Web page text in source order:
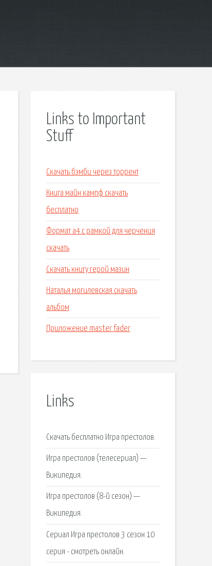
Links to Important
Stuff
Скачать бэмби через торрент
Книга майн кампф скачать
бесплатно
Формат а4 с рамкой для черчения
скачать
Скачать книгу герой мазин
Наталья могилевская скачать
альбом
Приложение master fader
Links
Скачать бесплатно Игра престолов.
Игра престолов (телесериал) —
Википедия.
Игра престолов (8-й сезон) —
Википедия.
Сериал Игра престолов 3 сезон 10
серия - смотреть онлайн.